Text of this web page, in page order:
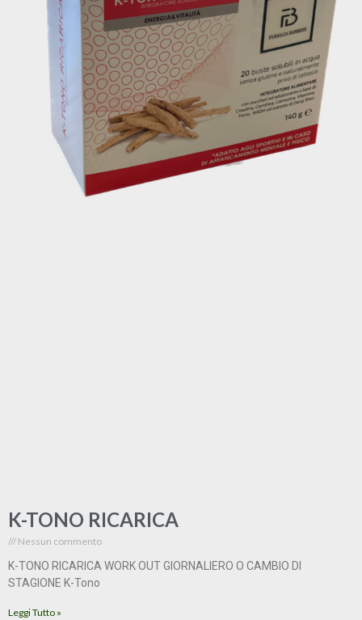
K-TONO RICARICA
Nessun commento
K-TONO RICARICA WORK OUT GIORNALIERO O CAMBIO DI
STAGIONE K-Tono
Leggi Tutto »